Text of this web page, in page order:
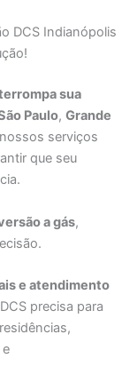
DCS Indianópolis
sua
Paulo,Grande
serviços
que seu
a gás,
e atendimento
precisa para